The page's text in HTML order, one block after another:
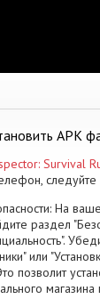
APK
Survival
На
раздел
или
позволит
магазина